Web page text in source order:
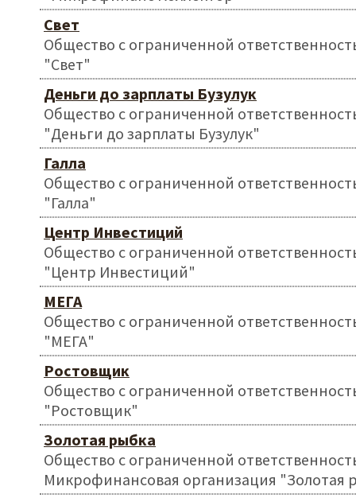
Свет
Общество с ограниченной
"Свет"
Деньги до зарплаты Бузулук
Общество с ограниченной
"Деньги до зарплаты Бузулук"
Галла
Общество с ограниченной
"Галла"
Центр Инвестиций
Общество с ограниченной
"Центр Инвестиций"
МЕГА
Общество с ограниченной
"МЕГА"
Ростовщик
Общество с ограниченной
"Ростовщик"
Золотая рыбка
Общество с ограниченной
Микрофинансовая организация "Золотая